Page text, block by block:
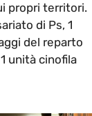
propri territori.
di Ps, 1
del reparto
unità cinofila